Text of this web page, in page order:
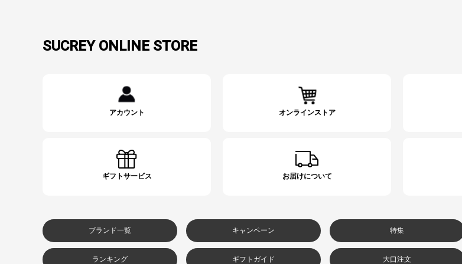
SUCREY ONLINE STORE
アカウント オンラインストア
ギフトサービス お届けについて
ブランド一覧 キャンペーン 特集
ランキング ギフトガイド 大口注文